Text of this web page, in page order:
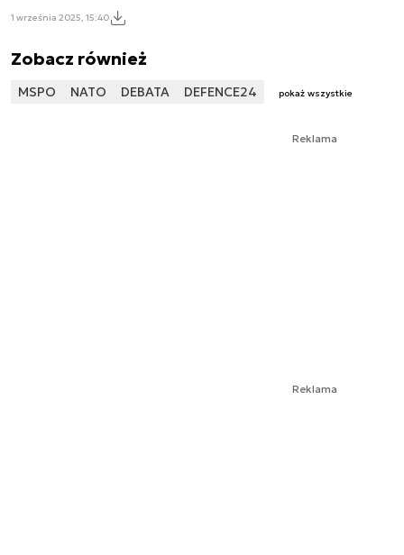
1 września 2025, 15:40
Zobacz również
MSPO NATO DEBATA DEFENCE24 pokaż wszystkie
Reklama
Reklama